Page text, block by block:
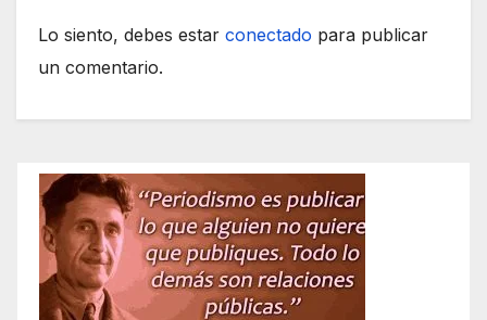
Lo siento, debes estar conectado para publicar
un comentario.